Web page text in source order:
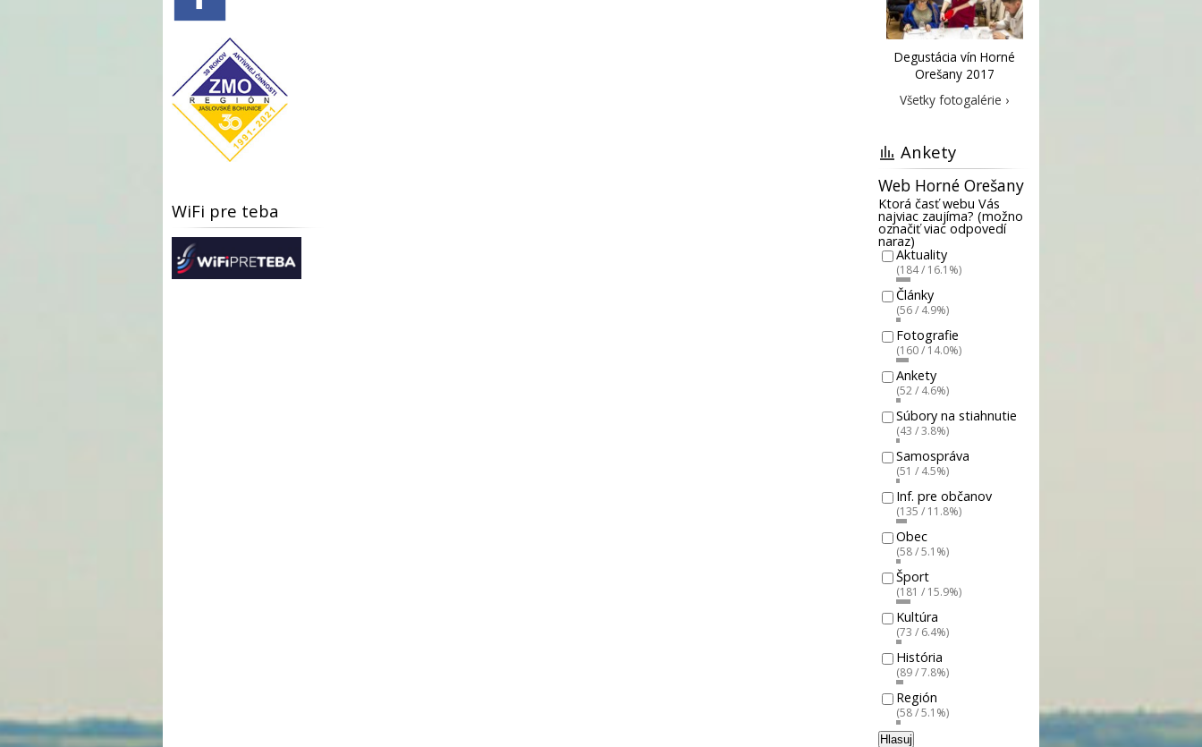
WiFi pre teba
Degustácia vín Horné
Orešany 2017
Všetky fotogalérie ›
Ankety
Web Horné Orešany
Ktorá časť webu Vás
najviac zaujíma? (možno
označiť viac odpovedí
naraz)
Aktuality
(184 / 16.1%)
Články
(56 / 4.9%)
Fotografie
(160 / 14.0%)
Ankety
(52 / 4.6%)
Súbory na stiahnutie
(43 / 3.8%)
Samospráva
(51 / 4.5%)
Inf. pre občanov
(135 / 11.8%)
Obec
(58 / 5.1%)
Šport
(181 / 15.9%)
Kultúra
(73 / 6.4%)
História
(89 / 7.8%)
Región
(58 / 5.1%)
Hlasuj